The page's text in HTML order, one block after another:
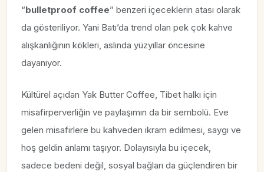
“bulletproof coffee” benzeri içeceklerin atası olarak
da gösteriliyor. Yani Batı’da trend olan pek çok kahve
alışkanlığının kökleri, aslında yüzyıllar öncesine
dayanıyor.
Kültürel açıdan Yak Butter Coffee, Tibet halkı için
misafirperverliğin ve paylaşımın da bir sembolü. Eve
gelen misafirlere bu kahveden ikram edilmesi, saygı ve
hoş geldin anlamı taşıyor. Dolayısıyla bu içecek,
sadece bedeni değil, sosyal bağları da güçlendiren bir